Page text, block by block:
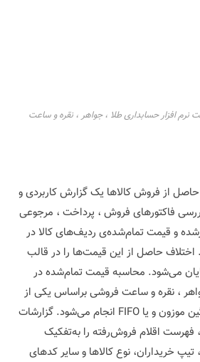
افزار حسابداری طلا ، جواهر ، نقره و ساعت
حاصل از فروش کالاها یک گزارش کاربردی و
فاکتورهای فروش ، پرداخت ، مرجوعی
و قیمت تمام‌شده‌ی ردیف‌های کالا در
حاصل از این قیمت‌ها را در قالب‌
می‌شود. محاسبه قیمت تمام‌شده در
، نقره و ساعت فروشی براساس یکی از
روش‌های میانگین ، میانگین موزون و یا FIFO انجام می‌شود. گزارشات
اقلام فروش‌رفته را به‌تفکیک
تیپ خریداران، نوع کالاها و سایر کدهای